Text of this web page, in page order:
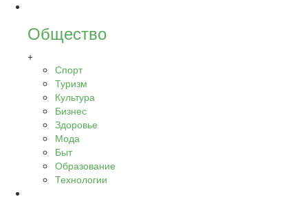
Общество
+
Спорт
Туризм
Культура
Бизнес
Здоровье
Мода
Быт
Образование
Технологии